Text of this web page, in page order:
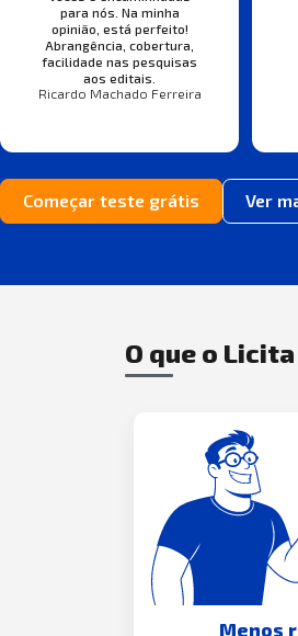
para nós. Na minha
opinião, está perfeito!
Abrangência, cobertura,
facilidade nas pesquisas
aos editais.
Ricardo Machado Ferreira
Começar teste grátis Ver
O que o
Menos